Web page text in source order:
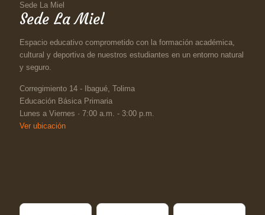
Sede La Miel
Sede La Miel
Espacio educativo comprometido con la formación académica,
cultural y deportiva de nuestros estudiantes en un entorno natural
y seguro.
Corregimiento 14 - Ibagué, Tolima
Educación Básica Primaria
Lunes a Viernes · 7:00 a.m. - 3:00 p.m.
Ver ubicación